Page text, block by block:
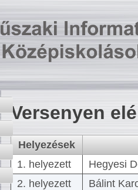
Versenyen
Helyezések
1. helyezett
Hegyesi
2. helyezett
Bálint